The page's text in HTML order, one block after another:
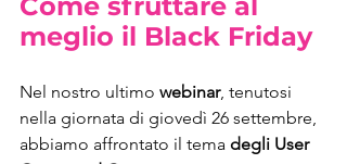
meglio il Black Friday
Nel nostro ultimo webinar, tenutosi
nella giornata di giovedì 26 settembre,
abbiamo affrontato il tema degli User